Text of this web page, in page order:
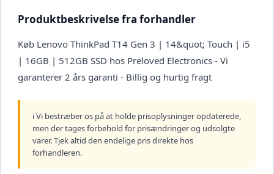
Produktbeskrivelse fra forhandler
Køb Lenovo ThinkPad T14 Gen 3 | 14&quot; Touch | i5
| 16GB | 512GB SSD hos Preloved Electronics - Vi
garanterer 2 års garanti - Billig og hurtig fragt
ℹ️ Vi bestræber os på at holde prisoplysninger opdaterede,
men der tages forbehold for prisændringer og udsolgte
varer. Tjek altid den endelige pris direkte hos
forhandleren.